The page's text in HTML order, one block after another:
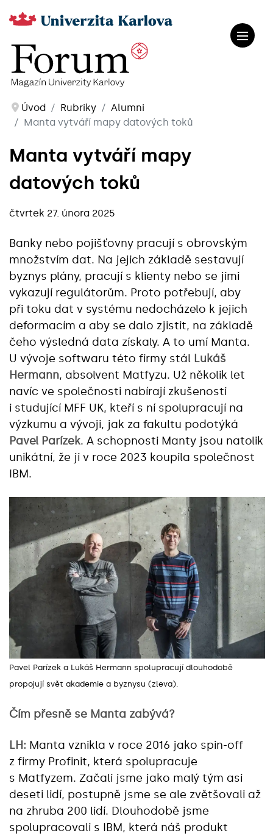
Úvod Rubriky
Alumni
Manta vytváří mapy datových toků
Manta vytváří mapy
datových toků
čtvrtek 27. února 2025
Banky nebo pojišťovny pracují s obrovským
množstvím dat. Na jejich základě sestavují
byznys plány, pracují s klienty nebo se jimi
vykazují regulátorům. Proto potřebují, aby
při toku dat v systému nedocházelo k jejich
deformacím a aby se dalo zjistit, na základě
čeho výsledná data získaly. A to umí Manta.
U vývoje softwaru této firmy stál Lukáš
Hermann, absolvent Matfyzu. Už několik let
navíc ve společnosti nabírají zkušenosti
i studující MFF UK, kteří s ní spolupracují na
výzkumu a vývoji, jak za fakultu podotýká
Pavel Parízek. A schopnosti Manty jsou natolik
unikátní, že ji v roce 2023 koupila společnost
IBM.
Pavel Parízek a Lukáš Hermann spolupracují dlouhodobě
propojují svět akademie a byznysu (zleva).
Čím přesně se Manta zabývá?
LH: Manta vznikla v roce 2016 jako spin-off
z firmy Profinit, která spolupracuje
s Matfyzem. Začali jsme jako malý tým asi
deseti lidí, postupně jsme se ale zvětšovali až
na zhruba 200 lidí. Dlouhodobě jsme
spolupracovali s IBM, která náš produkt